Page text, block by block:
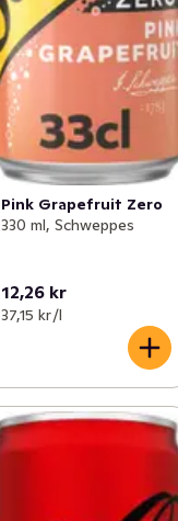
Pink Grapefruit Zero
330 ml, Schweppes
12,26 kr
37,15 kr /l